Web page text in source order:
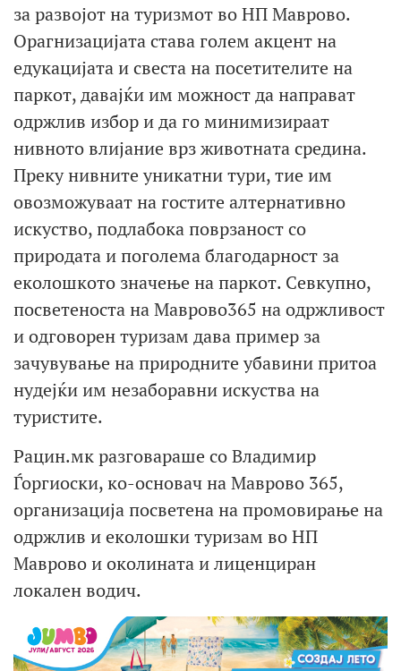
за развојот на туризмот во НП Маврово.
Орагнизацијата става голем акцент на
едукацијата и свеста на посетителите на
паркот, давајќи им можност да направат
одржлив избор и да го минимизираат
нивното влијание врз животната средина.
Преку нивните уникатни тури, тие им
овозможуваат на гостите алтернативно
искуство, подлабока поврзаност со
природата и поголема благодарност за
еколошкото значење на паркот. Севкупно,
посветеноста на Mаврово365 на одржливост
и одговорен туризам дава пример за
зачувување на природните убавини притоа
нудејќи им незаборавни искуства на
туристите.
Рацин.мк разговараше со Владимир
Ѓоргиоски, ко-основач на Маврово 365,
организација посветена на промовирање на
одржлив и еколошки туризам во НП
Маврово и околината и лиценциран
локален водич.